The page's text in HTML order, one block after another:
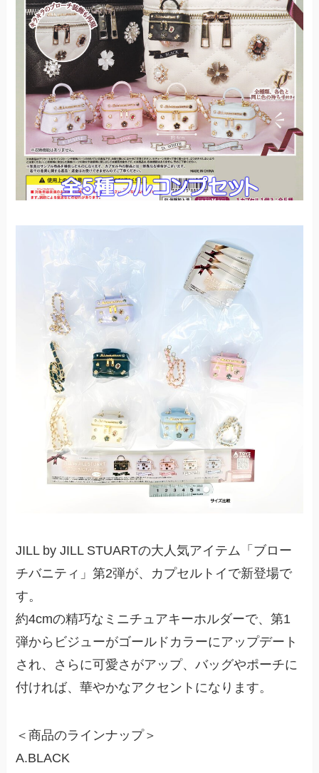
JILL by JILL STUARTの大人気アイテム「ブロー
チバニティ」第2弾が、カプセルトイで新登場で
す。
約4cmの精巧なミニチュアキーホルダーで、第1
弾からビジューがゴールドカラーにアップデート
され、さらに可愛さがアップ、バッグやポーチに
付ければ、華やかなアクセントになります。
＜商品のラインナップ＞
A.BLACK